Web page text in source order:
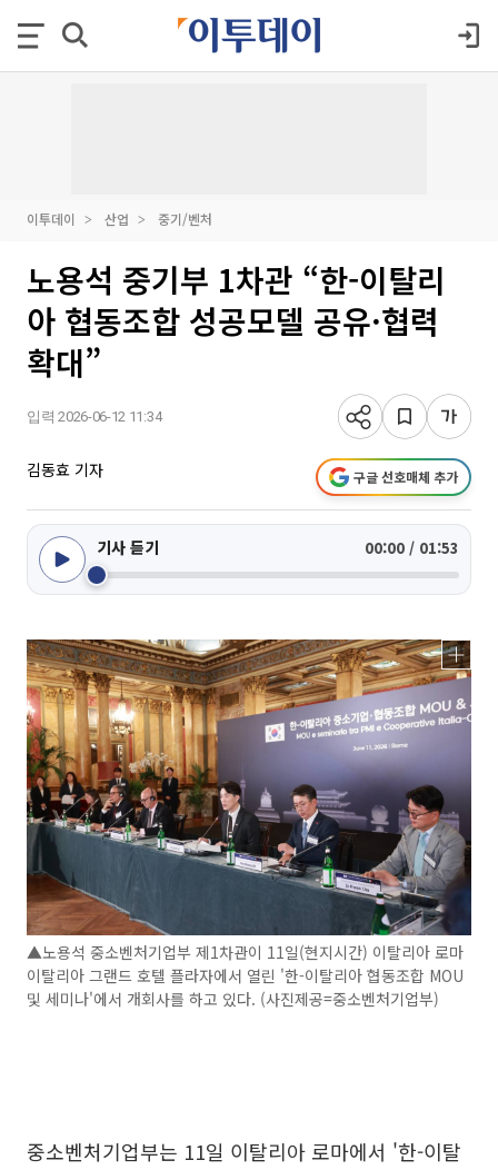
이투데이 산업 중기/벤처
노용석 중기부 1차관 “한-이탈리
아 협동조합 성공모델 공유·협력
확대”
입력 2026-06-12 11:34
김동효 기자 구글 선호매체 추가
기사 듣기 00:00 / 01:53
▲노용석 중소벤처기업부 제1차관이 11일(현지시간) 이탈리아 로마
이탈리아 그랜드 호텔 플라자에서 열린 '한-이탈리아 협동조합 MOU
및 세미나'에서 개회사를 하고 있다. (사진제공=중소벤처기업부)
중소벤처기업부는 11일 이탈리아 로마에서 '한-이탈